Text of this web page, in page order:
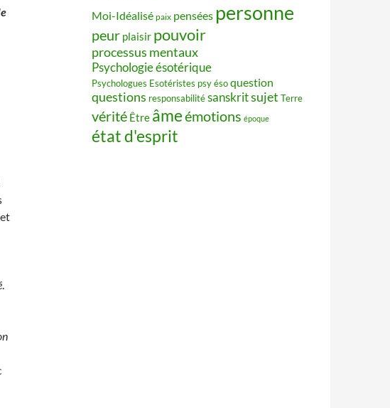
.
Moi-Idéalisé paix pensées personne
peur plaisir pouvoir
processus mentaux
Psychologie ésotérique
Psychologues Esotéristes psy ésoquestion
questions responsabilitésanskritsujet Terre
vérité Être âmeémotions époque
état d'esprit